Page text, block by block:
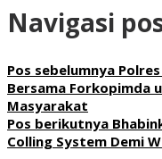
Navigasi
Pos sebelumnya
Bersama Forkopimda
Masyarakat
Pos berikutnya
Colling System Demi